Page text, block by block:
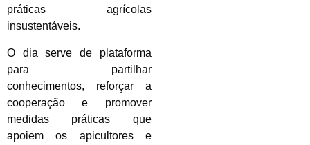
práticas agrícolas
insustentáveis.
O dia serve de plataforma
para partilhar
conhecimentos, reforçar a
cooperação e promover
medidas práticas que
apoiem os apicultores e